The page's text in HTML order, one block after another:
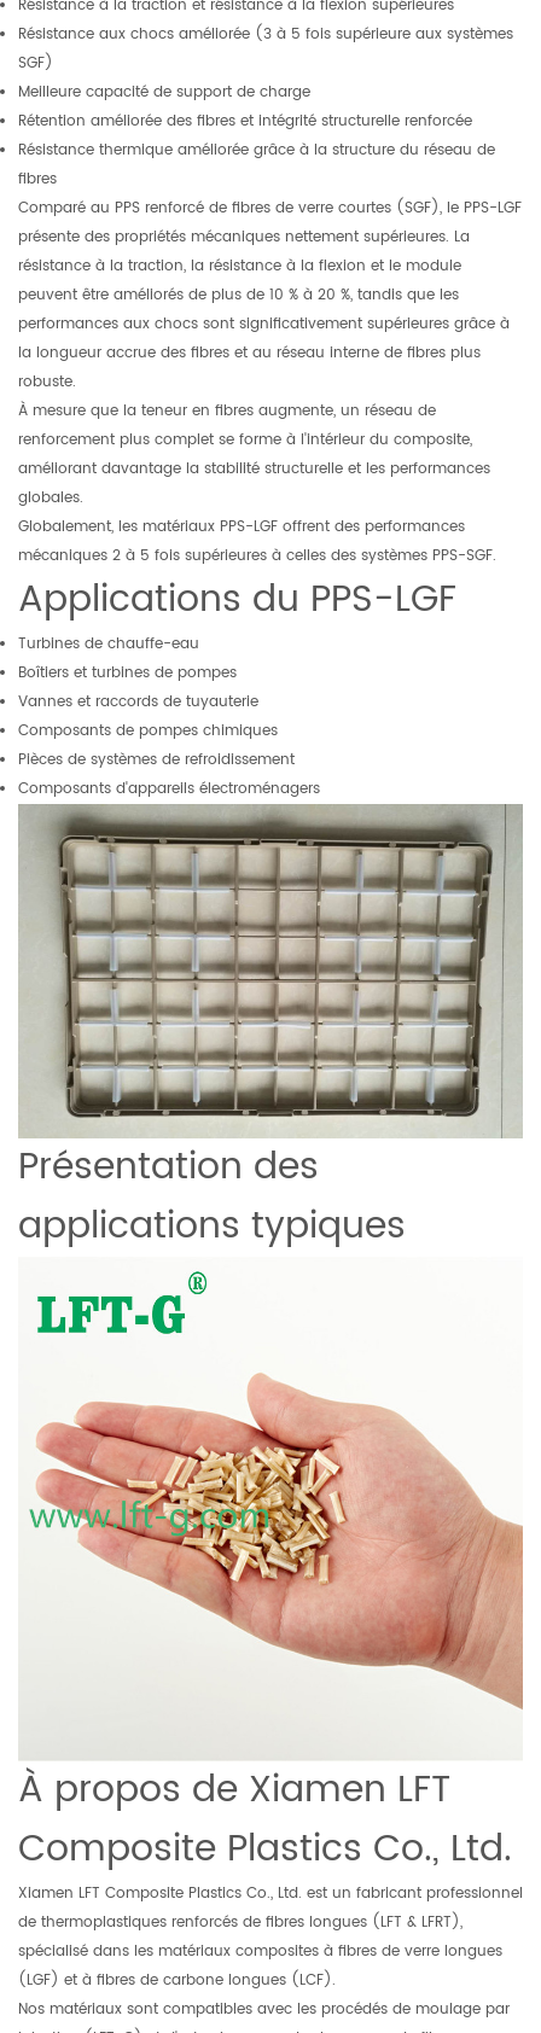
Résistance à la traction et résistance à la flexion supérieures
Résistance aux chocs améliorée (3 à 5 fois supérieure aux systèmes
SGF)
Meilleure capacité de support de charge
Rétention améliorée des fibres et intégrité structurelle renforcée
Résistance thermique améliorée grâce à la structure du réseau de
fibres
Comparé au PPS renforcé de fibres de verre courtes (SGF), le PPS-LGF
présente des propriétés mécaniques nettement supérieures. La
résistance à la traction, la résistance à la flexion et le module
peuvent être améliorés de plus de 10 % à 20 %, tandis que les
performances aux chocs sont significativement supérieures grâce à
la longueur accrue des fibres et au réseau interne de fibres plus
robuste.
À mesure que la teneur en fibres augmente, un réseau de
renforcement plus complet se forme à l'intérieur du composite,
améliorant davantage la stabilité structurelle et les performances
globales.
Globalement, les matériaux PPS-LGF offrent des performances
mécaniques 2 à 5 fois supérieures à celles des systèmes PPS-SGF.
Applications du PPS-LGF
Turbines de chauffe-eau
Boîtiers et turbines de pompes
Vannes et raccords de tuyauterie
Composants de pompes chimiques
Pièces de systèmes de refroidissement
Composants d'appareils électroménagers
Présentation des
applications typiques
À propos de Xiamen LFT
Composite Plastics Co., Ltd.
Xiamen LFT Composite Plastics Co., Ltd. est un fabricant professionnel
de thermoplastiques renforcés de fibres longues (LFT & LFRT),
spécialisé dans les matériaux composites à fibres de verre longues
(LGF) et à fibres de carbone longues (LCF).
Nos matériaux sont compatibles avec les procédés de moulage par